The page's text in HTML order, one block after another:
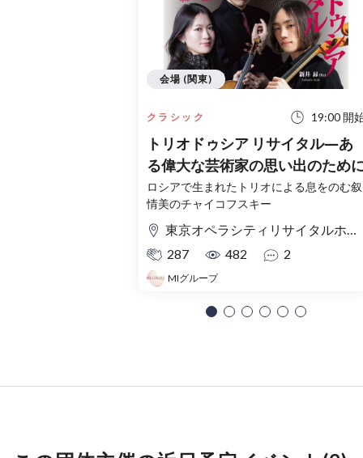
クラシック 19:00 開
トリオドゥシア リサイタル―あ
る偉大な芸術家の思い出のため
ロシアで生まれたトリオによる息をのむ叙
情美のチャイコフスキー
東京オペラシティリサイタルホール
287
482 2
MIグループ
会場 (関東)